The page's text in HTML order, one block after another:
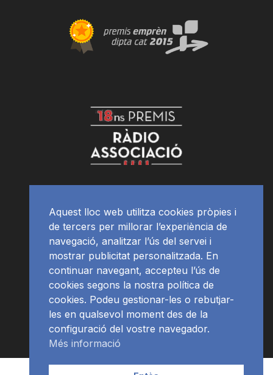
APP Programació
Aquest lloc web utilitza cookies pròpies i
de tercers per millorar l’experiència de
navegació, analitzar l’ús del servei i
mostrar publicitat personalitzada. En
continuar navegant, accepteu l’ús de
cookies segons la nostra política de
cookies. Podeu gestionar-les o rebutjar-
les en qualsevol moment des de la
configuració del vostre navegador.
Més informació